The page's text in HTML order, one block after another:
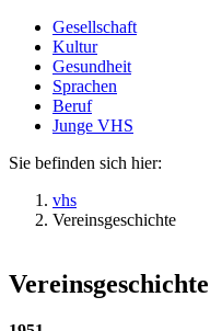
Gesellschaft
Kultur
Gesundheit
Sprachen
Beruf
Junge VHS
Sie befinden sich hier:
vhs
Vereinsgeschichte
Vereinsgeschichte